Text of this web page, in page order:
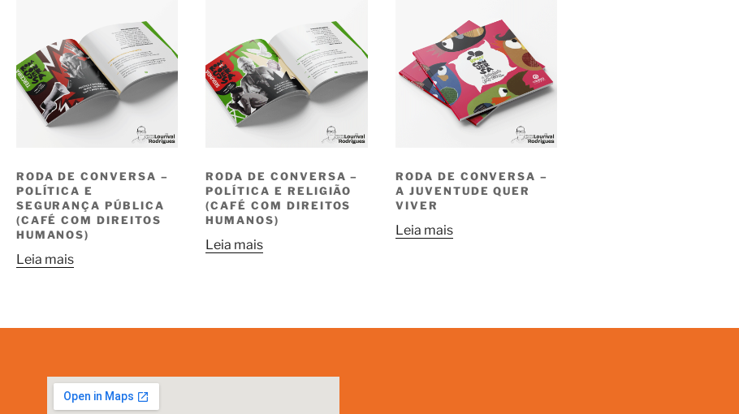
RODA DE CONVERSA –
POLÍTICA E
SEGURANÇA PÚBLICA
(CAFÉ COM DIREITOS
HUMANOS)
Leia mais
RODA DE CONVERSA –
POLÍTICA E RELIGIÃO
(CAFÉ COM DIREITOS
HUMANOS)
Leia mais
RODA DE CONVERSA –
A JUVENTUDE QUER
VIVER
Leia mais